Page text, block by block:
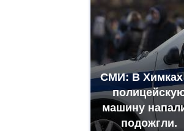
СМИ: В Химках
машину
подожгли.